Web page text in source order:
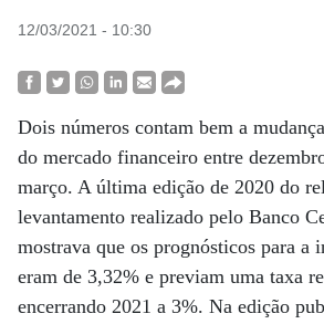
12/03/2021 - 10:30
Dois números contam bem a
do mercado financeiro entre
março. A última edição de 2020 do
levantamento realizado pelo Banco
mostrava que os prognósticos para a
eram de 3,32% e previam uma taxa
encerrando 2021 a 3%. Na edição